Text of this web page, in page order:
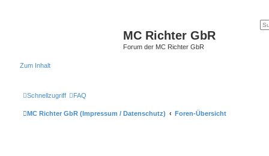
MC Richter GbR
Forum der MC Richter GbR
Zum Inhalt
Schnellzugriff FAQ
MC Richter GbR (Impressum / Datenschutz) Foren-Übersicht